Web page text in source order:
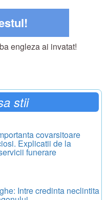
engleza ai invatat!
stii
covarsitoare
Explicatii de la
funerare
Intre credinta neclintita